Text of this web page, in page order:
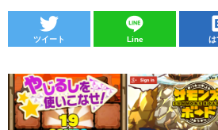
ツイート Line は